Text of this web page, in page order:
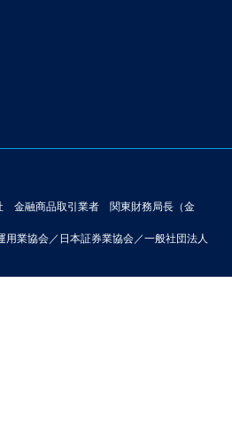
」という文章を用意している
重線をひいて、「失うものはな
っても、失うものなんてあ
します。お金が増えることはよ
実際に多くの資産を手にしてい
金融商品取引業者 関東財務局長（金
業協会／日本証券業協会／一般社団法人